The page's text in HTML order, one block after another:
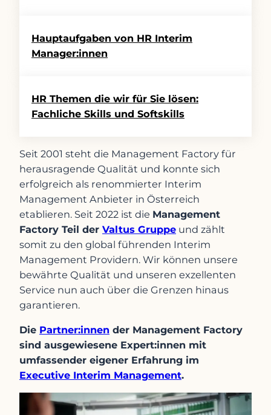
Hauptaufgaben von HR Interim
Manager:innen
HR Themen die wir für Sie lösen:
Fachliche Skills und Softskills
Seit 2001 steht die Management Factory für
herausragende Qualität und konnte sich
erfolgreich als renommierter Interim
Management Anbieter in Österreich
etablieren. Seit 2022 ist die Management
Factory Teil der Valtus Gruppe und zählt
somit zu den global führenden Interim
Management Providern. Wir können unsere
bewährte Qualität und unseren exzellenten
Service nun auch über die Grenzen hinaus
garantieren.
Die Partner:innen der Management Factory
sind ausgewiesene Expert:innen mit
umfassender eigener Erfahrung im
Executive Interim Management.